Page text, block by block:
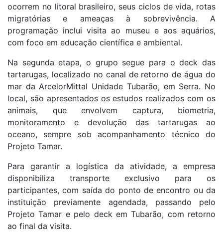
ocorrem no litoral brasileiro, seus ciclos de vida, rotas
migratórias e ameaças à sobrevivência. A
programação inclui visita ao museu e aos aquários,
com foco em educação científica e ambiental.
Na segunda etapa, o grupo segue para o deck das
tartarugas, localizado no canal de retorno de água do
mar da ArcelorMittal Unidade Tubarão, em Serra. No
local, são apresentados os estudos realizados com os
animais, que envolvem captura, biometria,
monitoramento e devolução das tartarugas ao
oceano, sempre sob acompanhamento técnico do
Projeto Tamar.
Para garantir a logística da atividade, a empresa
disponibiliza transporte exclusivo para os
participantes, com saída do ponto de encontro ou da
instituição previamente agendada, passando pelo
Projeto Tamar e pelo deck em Tubarão, com retorno
ao final da visita.